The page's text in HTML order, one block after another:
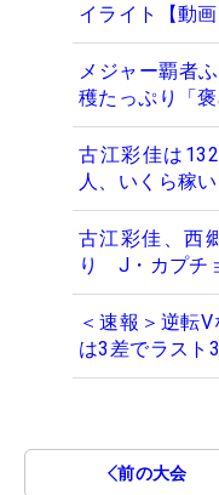
イライト【動画
メジャー覇者
穫たっぷり「褒
古江彩佳は
人、いくら稼い
古江彩佳、西
り J・カプチ
＜速報＞逆転
は3差でラスト
前の大会